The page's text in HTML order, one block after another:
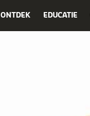
ONTDEK EDUCATIE